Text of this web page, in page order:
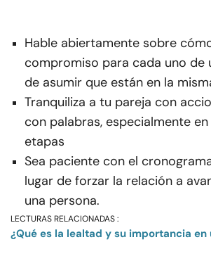
Hable abiertamente sobre
compromiso para cada uno de
de asumir que están en la
Tranquiliza a tu pareja con
con palabras, especialmente
etapas
Sea paciente con el
lugar de forzar la relación a
una persona.
LECTURAS RELACIONADAS :
¿Qué es la lealtad y su importancia en